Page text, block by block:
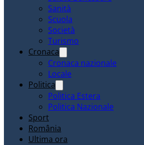
Sanità
Scuola
Società
Turismo
Cronaca
Cronaca nazionale
Locale
Politica
Politica Estera
Politica Nazionale
Sport
România
Ultima ora